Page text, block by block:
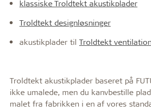
klassiske Troldtekt akustikplader
Troldtekt designløsninger
akustikplader til Troldtekt
Troldtekt akustikplader baseret på
ikke umalede, men du kanvbestille
malet fra fabrikken i en af vores